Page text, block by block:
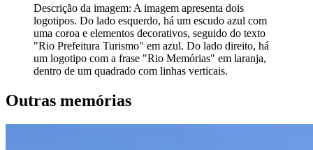
Descrição da imagem: A imagem apresenta dois
logotipos. Do lado esquerdo, há um escudo azul com
uma coroa e elementos decorativos, seguido do texto
"Rio Prefeitura Turismo" em azul. Do lado direito, há
um logotipo com a frase "Rio Memórias" em laranja,
dentro de um quadrado com linhas verticais.
Outras memórias